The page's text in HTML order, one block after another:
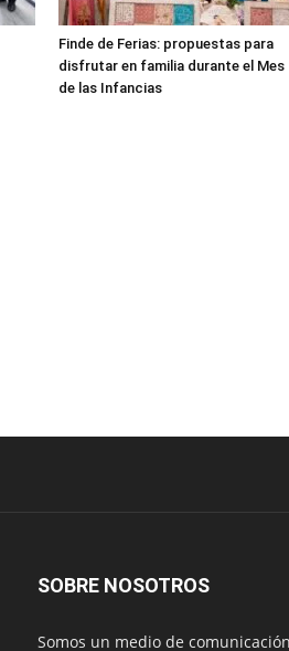
Finde de Ferias: propuestas para
disfrutar en familia durante el Mes
de las Infancias
SOBRE NOSOTROS
Somos un medio de